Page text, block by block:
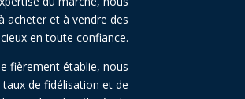
acheter et à vendre des
en toute confiance.
fièrement établie, nous
taux de fidélisation et de